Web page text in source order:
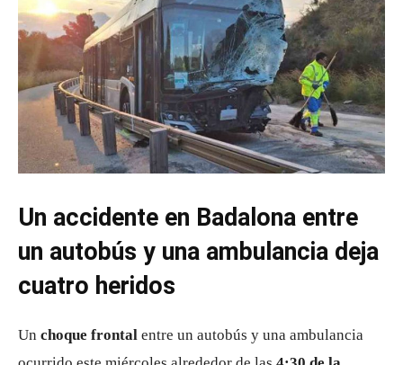
Un accidente en Badalona entre
un autobús y una ambulancia deja
cuatro heridos
Un choque frontal entre un autobús y una ambulancia